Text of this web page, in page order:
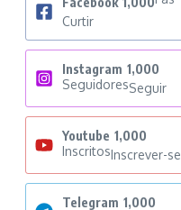
Curtir
Instagram 1,000
SeguidoresSeguir
Youtube 1,000
InscritosInscrever-se
Telegram 1,000